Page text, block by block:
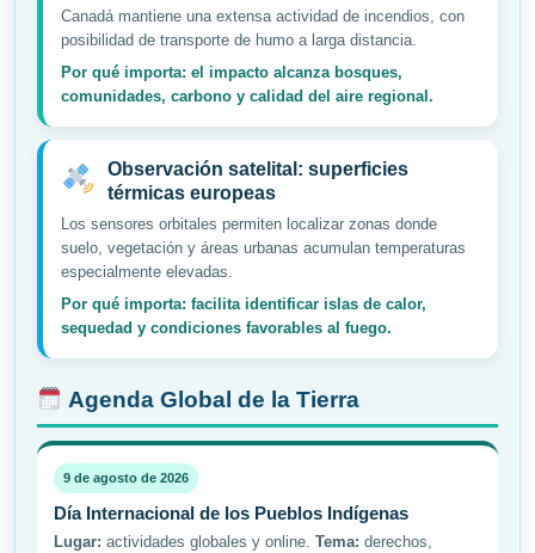
Canadá mantiene una extensa actividad de incendios, con
posibilidad de transporte de humo a larga distancia.
Por qué importa: el impacto alcanza bosques,
comunidades, carbono y calidad del aire regional.
Observación satelital: superficies
térmicas europeas
Los sensores orbitales permiten localizar zonas donde
suelo, vegetación y áreas urbanas acumulan temperaturas
especialmente elevadas.
Por qué importa: facilita identificar islas de calor,
sequedad y condiciones favorables al fuego.
Agenda Global de la Tierra
9 de agosto de 2026
Día Internacional de los Pueblos Indígenas
Lugar: actividades globales y online. Tema: derechos,